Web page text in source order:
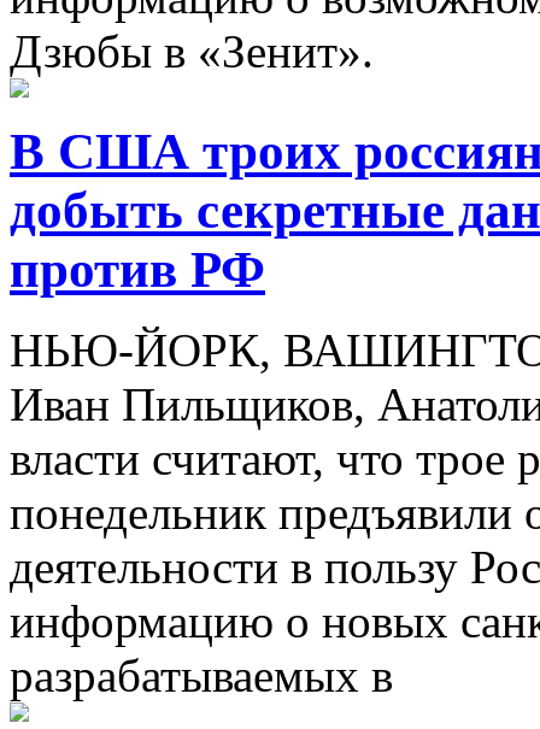
Дзюбы в «Зенит».
В США троих
добыть секретные
против РФ
НЬЮ-ЙОРК,
Иван Пильщиков,
власти считают, что трое
понедельник предъявили
деятельности в пользу
информацию о новых
разрабатываемых в